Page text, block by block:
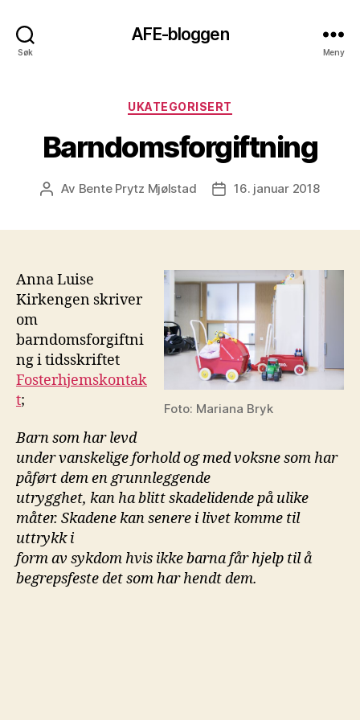
Søk
AFE-bloggen
Meny
Kategorier
UKATEGORISERT
Barndomsforgiftning
Innleggsforfatter
Av Bente Prytz Mjølstad Publiseringsdato
16. januar 2018
Foto: Mariana Bryk
Anna Luise
Kirkengen skriver
om
barndomsforgiftni
ng i tidsskriftet
Fosterhjemskontak
t;
Barn som har levd
under vanskelige forhold og med voksne som har
påført dem en grunnleggende
utrygghet, kan ha blitt skadelidende på ulike
måter. Skadene kan senere i livet komme til
uttrykk i
form av sykdom hvis ikke barna får hjelp til å
begrepsfeste det som har hendt dem.